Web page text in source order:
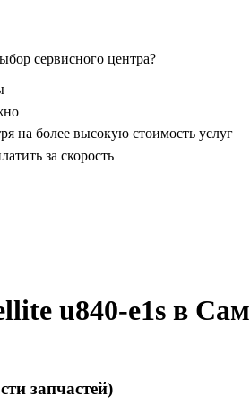
сервисного центра?
на более высокую стоимость услуг
за скорость
u840-e1s в
запчастей)